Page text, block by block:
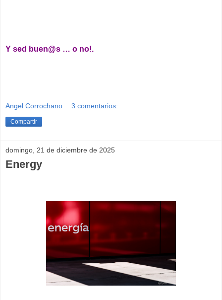
Y sed buen@s … o no!.
Angel Corrochano 3 comentarios:
Compartir
domingo, 21 de diciembre de 2025
Energy